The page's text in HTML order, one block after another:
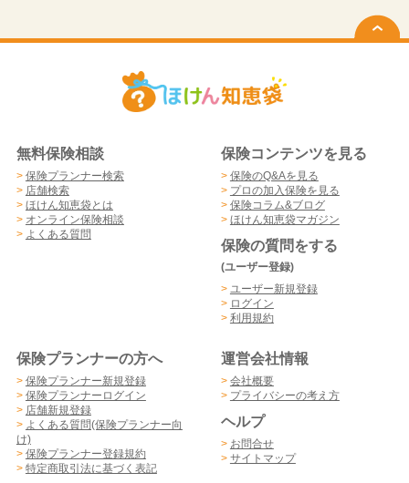
無料保険相談
> 保険プランナー検索
> 店舗検索
> ほけん知恵袋とは
> オンライン保険相談
> よくある質問
保険コンテンツを見る
> 保険のQ&Aを見る
> プロの加入保険を見る
> 保険コラム&ブログ
> ほけん知恵袋マガジン
保険の質問をする
(ユーザー登録)
> ユーザー新規登録
> ログイン
> 利用規約
保険プランナーの方へ
> 保険プランナー新規登録
> 保険プランナーログイン
> 店舗新規登録
> よくある質問(保険プランナー向
け)
> 保険プランナー登録規約
> 特定商取引法に基づく表記
運営会社情報
> 会社概要
> プライバシーの考え方
ヘルプ
> お問合せ
> サイトマップ